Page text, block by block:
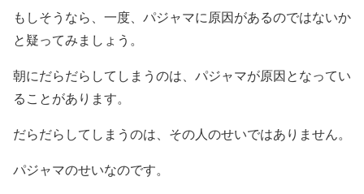
もしそうなら、一度、パジャマに原因があるのではないか
と疑ってみましょう。
朝にだらだらしてしまうのは、パジャマが原因となってい
ることがあります。
だらだらしてしまうのは、その人のせいではありません。
パジャマのせいなのです。